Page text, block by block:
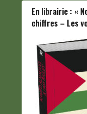
En librairie : «
chiffres – Les